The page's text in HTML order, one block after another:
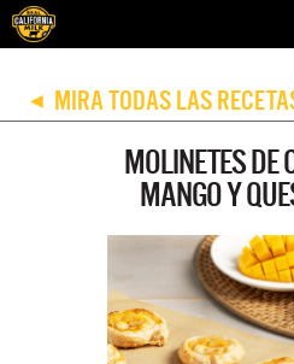
◀ MIRA TODAS LAS
MOLINETES DE
MANGO Y